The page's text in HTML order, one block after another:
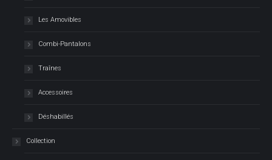
Les Amovibles
Combi-Pantalons
Traînes
Accessoires
Déshabillés
Collection